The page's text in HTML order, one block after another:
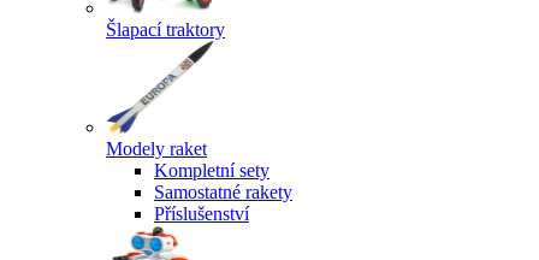
Šlapací traktory
Modely raket
Kompletní sety
Samostatné rakety
Příslušenství